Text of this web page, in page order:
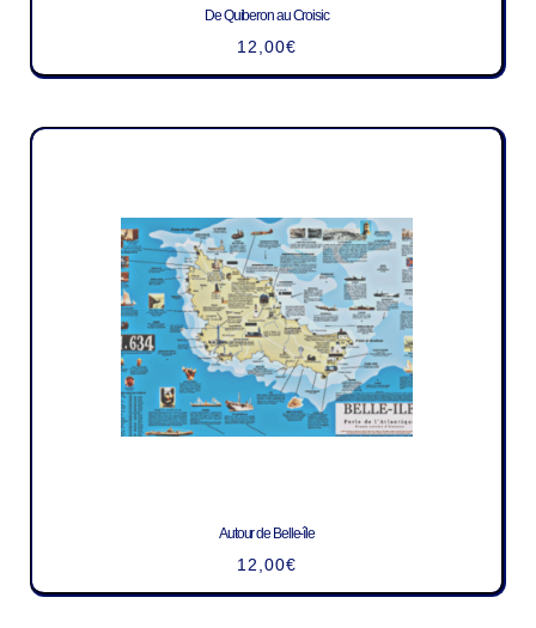
De Quiberon au Croisic
12,00€
Autour de Belle-île
12,00€